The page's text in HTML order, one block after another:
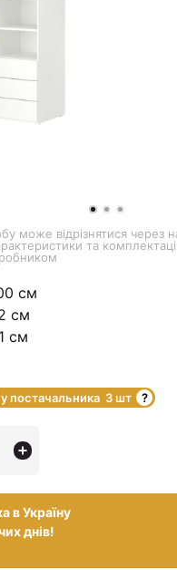
може відрізнятися через
та
см
см
см
у постачальника 3 шт
в Україну
днів!